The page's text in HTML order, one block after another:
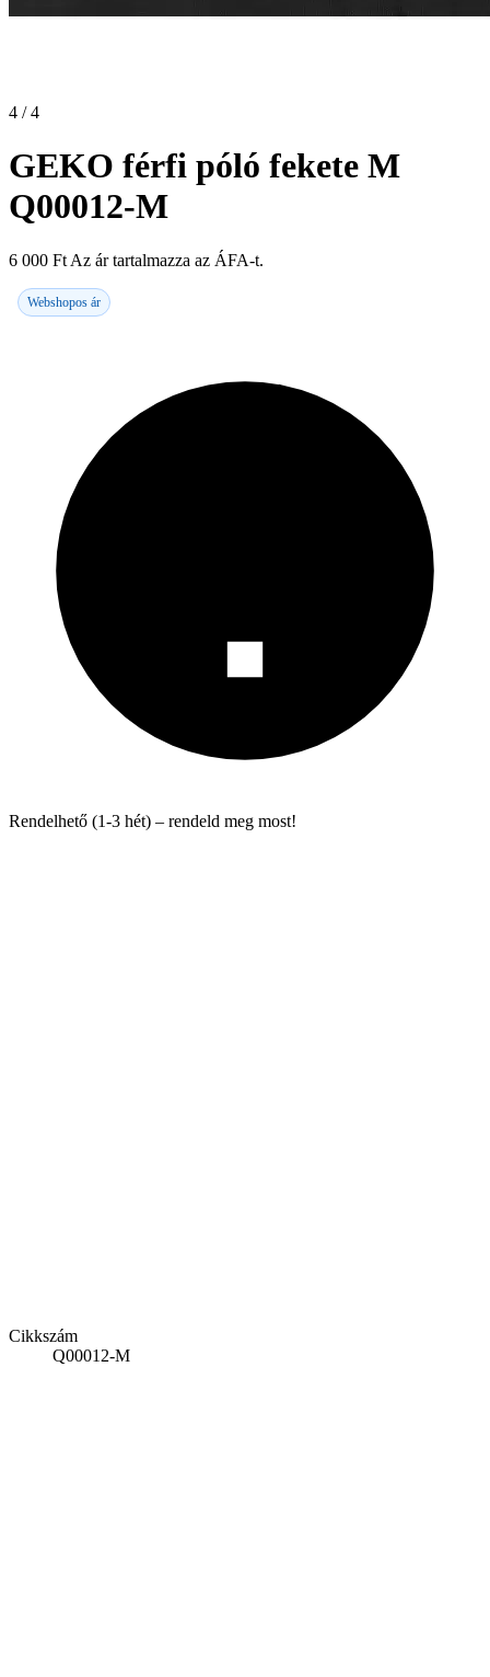
4 / 4
GEKO férfi póló fekete M
Q00012-M
6 000 Ft Az ár tartalmazza az ÁFA-t.
Webshopos ár
Rendelhető (1-3 hét) – rendeld meg most!
Cikkszám
Q00012-M